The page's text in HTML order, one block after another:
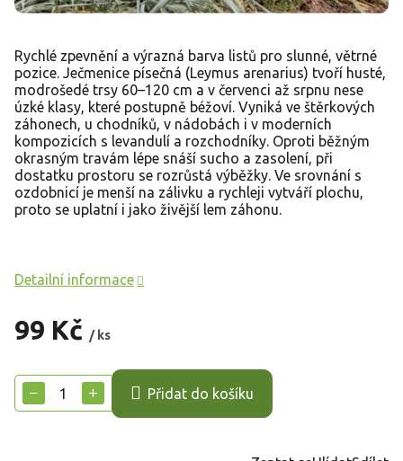
99 Kč / ks
cena:
+
− Přidat do košíku
Rychlé zpevnění a výrazná barva listů pro slunné, větrné
pozice. Ječmenice písečná (Leymus arenarius) tvoří husté,
modrošedé trsy 60–120 cm a v červenci až srpnu nese
úzké klasy, které postupně béžoví. Vyniká ve štěrkových
záhonech, u chodníků, v nádobách i v moderních
kompozicích s levandulí a rozchodníky. Oproti běžným
okrasným travám lépe snáší sucho a zasolení, při
dostatku prostoru se rozrůstá výběžky. Ve srovnání s
ozdobnicí je menší na zálivku a rychleji vytváří plochu,
proto se uplatní i jako živější lem záhonu.
Detailní informace